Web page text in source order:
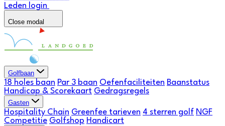
Leden login
Close modal
Golfbaan
18 holes baan Par 3 baan Oefenfaciliteiten Baanstatus
Handicap & Scorekaart Gedragsregels
Gasten
Hospitality Chain Greenfee tarieven 4 sterren golf NGF
Competitie Golfshop Handicart